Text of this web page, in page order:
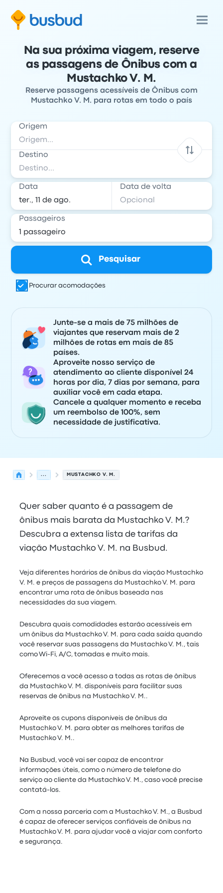
Na sua próxima viagem, reserve
as passagens de Ônibus com a
Mustachko V. M.
Reserve passagens acessíveis de Ônibus com
Mustachko V. M. para rotas em todo o país
Origem
Destino
Data Data de volta
Passageiros
Pesquisar
Procurar acomodações
Junte-se a mais de 75 milhões de
viajantes que reservam mais de 2
milhões de rotas em mais de 85
países.
Aproveite nosso serviço de
atendimento ao cliente disponível 24
horas por dia, 7 dias por semana, para
auxiliar você em cada etapa.
Cancele a qualquer momento e receba
um reembolso de 100%, sem
necessidade de justificativa.
... MUSTACHKO V. M.
Quer saber quanto é a passagem de
ônibus mais barata da Mustachko V. M.?
Descubra a extensa lista de tarifas da
viação Mustachko V. M. na Busbud.
Veja diferentes horários de ônibus da viação Mustachko
V. M. e preços de passagens da Mustachko V. M. para
encontrar uma rota de ônibus baseada nas
necessidades da sua viagem.
Descubra quais comodidades estarão acessíveis em
um ônibus da Mustachko V. M. para cada saída quando
você reservar suas passagens da Mustachko V. M., tais
como Wi-Fi, A/C, tomadas e muito mais.
Oferecemos a você acesso a todas as rotas de ônibus
da Mustachko V. M. disponíveis para facilitar suas
reservas de ônibus na Mustachko V. M..
Aproveite os cupons disponíveis de ônibus da
Mustachko V. M. para obter as melhores tarifas de
Mustachko V. M..
Na Busbud, você vai ser capaz de encontrar
informações úteis, como o número de telefone do
serviço ao cliente da Mustachko V. M., caso você precise
contatá-los.
Com a nossa parceria com a Mustachko V. M., a Busbud
é capaz de oferecer serviços confiáveis de ônibus na
Mustachko V. M. para ajudar você a viajar com conforto
e segurança.